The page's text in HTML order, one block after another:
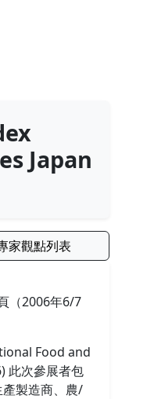
Japan
家觀點列表
（2006年6/7
Food and
此次參展者包
製造商、農/